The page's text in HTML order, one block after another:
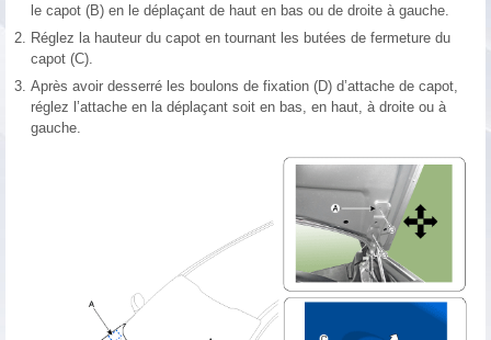
le capot (B) en le déplaçant de haut en bas ou de droite à gauche.
2. Réglez la hauteur du capot en tournant les butées de fermeture du
capot (C).
3. Après avoir desserré les boulons de fixation (D) d’attache de capot,
réglez l’attache en la déplaçant soit en bas, en haut, à droite ou à
gauche.